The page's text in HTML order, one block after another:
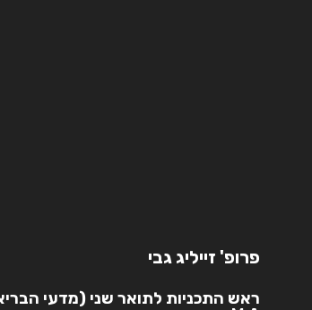
פרופ' זייליג גבי
ראש התכניות לתואר שני (מדעי